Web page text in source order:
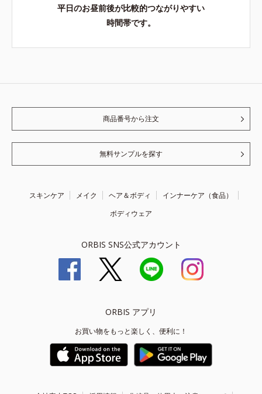
平日のお昼前後が比較的つながりやすい
時間帯です。
商品番号から注文
無料サンプルを探す
スキンケア メイク ヘア＆ボディ
インナーケア（食品）
ボディウェア
ORBIS SNS公式アカウント
ORBIS アプリ
お買い物をもっと楽しく、便利に！